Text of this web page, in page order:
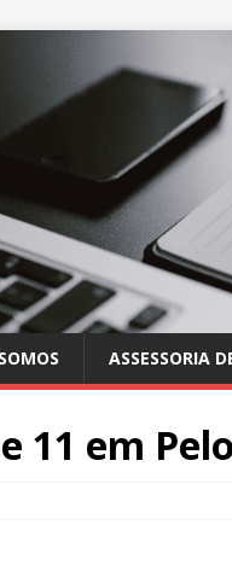
ASSESSORIA
11 em